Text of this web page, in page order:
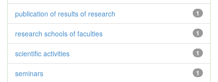
1
publication of results of research
1
research schools of faculties
1
scientific activities
1
seminars